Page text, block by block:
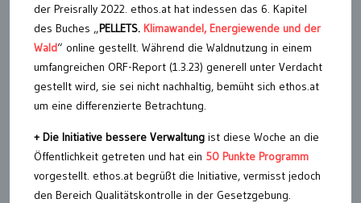
der Preisrally 2022. ethos.at hat indessen das 6. Kapitel
des Buches „PELLETS. Klimawandel, Energiewende und der
Wald“ online gestellt. Während die Waldnutzung in einem
umfangreichen ORF-Report (1.3.23) generell unter Verdacht
gestellt wird, sie sei nicht nachhaltig, bemüht sich ethos.at
um eine differenzierte Betrachtung.
+ Die Initiative bessere Verwaltung ist diese Woche an die
Öffentlichkeit getreten und hat ein 50 Punkte Programm
vorgestellt. ethos.at begrüßt die Initiative, vermisst jedoch
den Bereich Qualitätskontrolle in der Gesetzgebung.